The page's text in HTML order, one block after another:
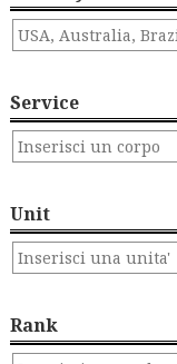
Service
Unit
Rank